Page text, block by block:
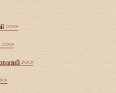
>>>
>>>
>>>